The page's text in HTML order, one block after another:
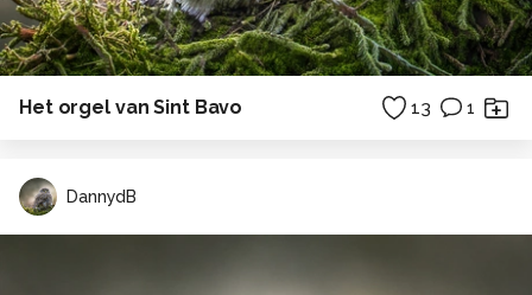
Het orgel van Sint Bavo 13 1
DannydB